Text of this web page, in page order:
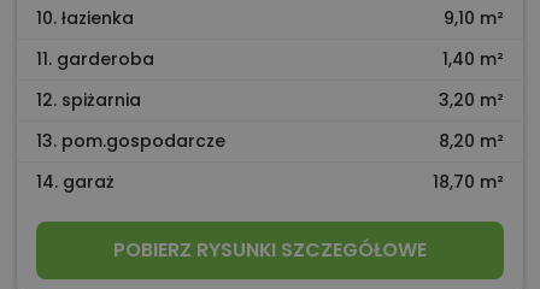
10. łazienka
9,10 m²
11. garderoba
1,40 m²
12. spiżarnia
3,20 m²
13. pom.gospodarcze
8,20 m²
14. garaż
18,70 m²
POBIERZ RYSUNKI SZCZEGÓŁOWE